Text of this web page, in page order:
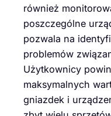
również
poszczególne
pozwala na
problemów
Użytkownicy
maksymalnych
gniazdek i